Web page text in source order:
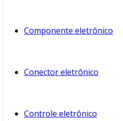
Componente eletrônico
Conector eletrônico
Controle eletrônico